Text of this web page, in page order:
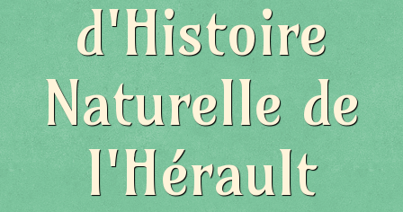
d'Histoire
Naturelle de
l'Hérault